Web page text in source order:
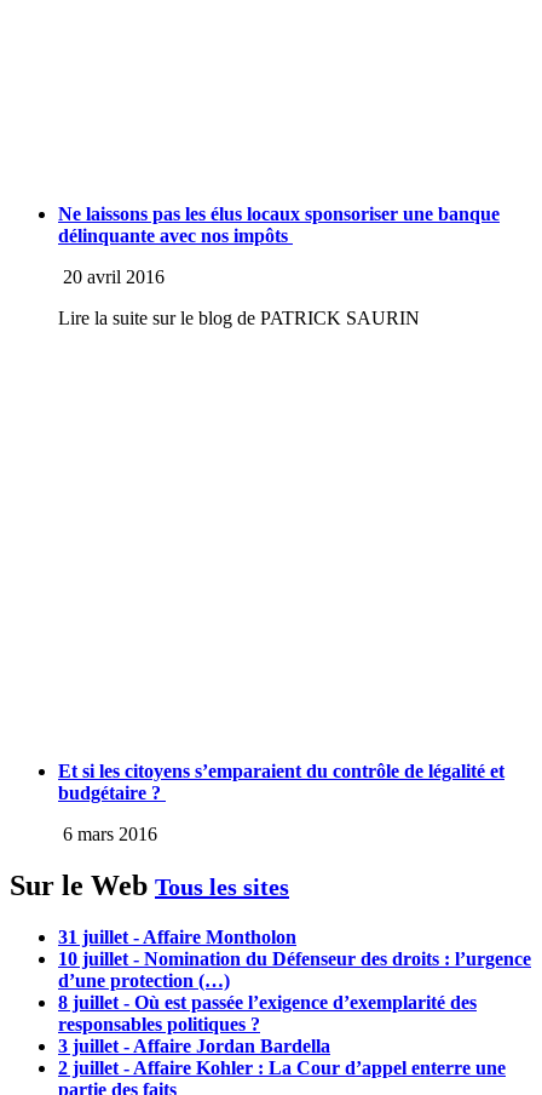
Ne laissons pas les élus locaux sponsoriser une banque
délinquante avec nos impôts
20 avril 2016
Lire la suite sur le blog de PATRICK SAURIN
Et si les citoyens s’emparaient du contrôle de légalité et
budgétaire ?
6 mars 2016
Sur le Web Tous les sites
31 juillet - Affaire Montholon
10 juillet - Nomination du Défenseur des droits : l’urgence
d’une protection (…)
8 juillet - Où est passée l’exigence d’exemplarité des
responsables politiques ?
3 juillet - Affaire Jordan Bardella
2 juillet - Affaire Kohler : La Cour d’appel enterre une
partie des faits